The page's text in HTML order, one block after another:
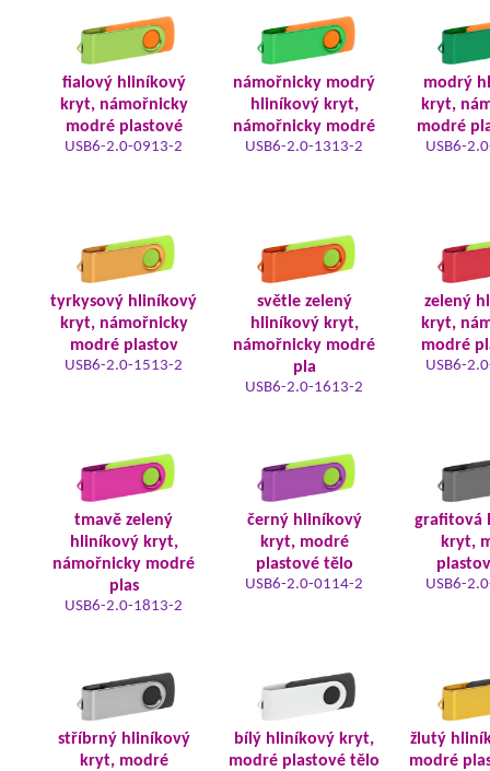
fialový hliníkový
kryt, námořnicky
modré plastové
USB6-2.0-0913-2
námořnicky modrý
hliníkový kryt,
námořnicky modré
USB6-2.0-1313-2
modrý
kryt,
modré
USB6-
tyrkysový hliníkový
kryt, námořnicky
modré plastov
USB6-2.0-1513-2
světle zelený
hliníkový kryt,
námořnicky modré
pla
USB6-2.0-1613-2
zelený
kryt,
modré
USB6-
tmavě zelený
hliníkový kryt,
námořnicky modré
plas
USB6-2.0-1813-2
černý hliníkový
kryt, modré
plastové tělo
USB6-2.0-0114-2
grafitová
kryt,
USB6-
stříbrný hliníkový
kryt, modré
bílý hliníkový kryt,
modré plastové tělo
žlutý
modré